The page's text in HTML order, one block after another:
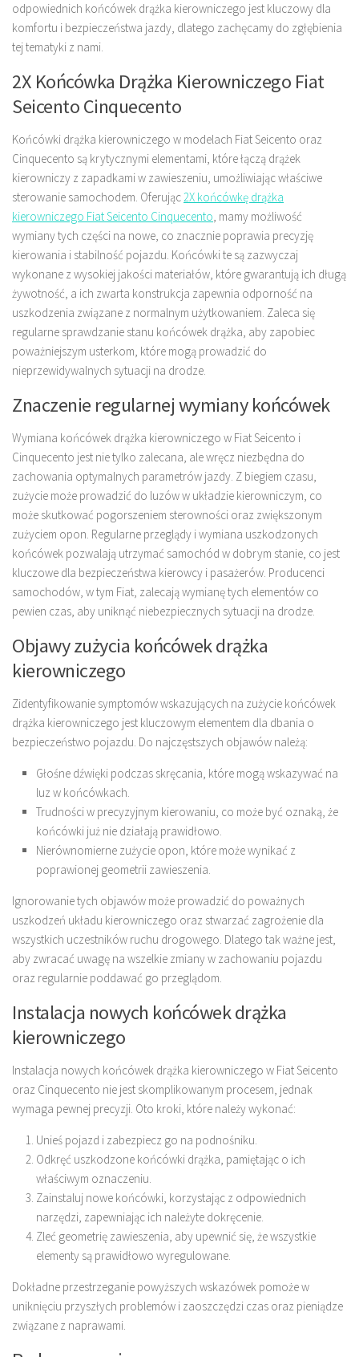
odpowiednich końcówek drążka kierowniczego jest kluczowy dla
komfortu i bezpieczeństwa jazdy, dlatego zachęcamy do zgłębienia
tej tematyki z nami.
2X Końcówka Drążka Kierowniczego Fiat
Seicento Cinquecento
Końcówki drążka kierowniczego w modelach Fiat Seicento oraz
Cinquecento są krytycznymi elementami, które łączą drążek
kierowniczy z zapadkami w zawieszeniu, umożliwiając właściwe
sterowanie samochodem. Oferując2X końcówkę drążka
kierowniczego Fiat Seicento Cinquecento, mamy możliwość
wymiany tych części na nowe, co znacznie poprawia precyzję
kierowania i stabilność pojazdu. Końcówki te są zazwyczaj
wykonane z wysokiej jakości materiałów, które gwarantują ich długą
żywotność, a ich zwarta konstrukcja zapewnia odporność na
uszkodzenia związane z normalnym użytkowaniem. Zaleca się
regularne sprawdzanie stanu końcówek drążka, aby zapobiec
poważniejszym usterkom, które mogą prowadzić do
nieprzewidywalnych sytuacji na drodze.
Znaczenie regularnej wymiany końcówek
Wymiana końcówek drążka kierowniczego w Fiat Seicento i
Cinquecento jest nie tylko zalecana, ale wręcz niezbędna do
zachowania optymalnych parametrów jazdy. Z biegiem czasu,
zużycie może prowadzić do luzów w układzie kierowniczym, co
może skutkować pogorszeniem sterowności oraz zwiększonym
zużyciem opon. Regularne przeglądy i wymiana uszkodzonych
końcówek pozwalają utrzymać samochód w dobrym stanie, co jest
kluczowe dla bezpieczeństwa kierowcy i pasażerów. Producenci
samochodów, w tym Fiat, zalecają wymianę tych elementów co
pewien czas, aby uniknąć niebezpiecznych sytuacji na drodze.
Objawy zużycia końcówek drążka
kierowniczego
Zidentyfikowanie symptomów wskazujących na zużycie końcówek
drążka kierowniczego jest kluczowym elementem dla dbania o
bezpieczeństwo pojazdu. Do najczęstszych objawów należą:
Głośne dźwięki podczas skręcania, które mogą wskazywać na
luz w końcówkach.
Trudności w precyzyjnym kierowaniu, co może być oznaką, że
końcówki już nie działają prawidłowo.
Nierównomierne zużycie opon, które może wynikać z
poprawionej geometrii zawieszenia.
Ignorowanie tych objawów może prowadzić do poważnych
uszkodzeń układu kierowniczego oraz stwarzać zagrożenie dla
wszystkich uczestników ruchu drogowego. Dlatego tak ważne jest,
aby zwracać uwagę na wszelkie zmiany w zachowaniu pojazdu
oraz regularnie poddawać go przeglądom.
Instalacja nowych końcówek drążka
kierowniczego
Instalacja nowych końcówek drążka kierowniczego w Fiat Seicento
oraz Cinquecento nie jest skomplikowanym procesem, jednak
wymaga pewnej precyzji. Oto kroki, które należy wykonać:
Unieś pojazd i zabezpiecz go na podnośniku.
Odkręć uszkodzone końcówki drążka, pamiętając o ich
właściwym oznaczeniu.
Zainstaluj nowe końcówki, korzystając z odpowiednich
narzędzi, zapewniając ich należyte dokręcenie.
Zleć geometrię zawieszenia, aby upewnić się, że wszystkie
elementy są prawidłowo wyregulowane.
Dokładne przestrzeganie powyższych wskazówek pomoże w
uniknięciu przyszłych problemów i zaoszczędzi czas oraz pieniądze
związane z naprawami.